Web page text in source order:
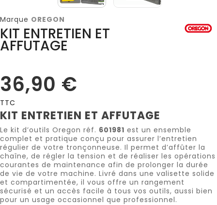
Marque OREGON
KIT ENTRETIEN ET
AFFUTAGE
36,90 €
TTC
KIT ENTRETIEN ET AFFUTAGE
Le kit d’outils Oregon réf. 601981 est un ensemble
complet et pratique conçu pour assurer l’entretien
régulier de votre tronçonneuse. Il permet d’affûter la
chaîne, de régler la tension et de réaliser les opérations
courantes de maintenance afin de prolonger la durée
de vie de votre machine. Livré dans une valisette solide
et compartimentée, il vous offre un rangement
sécurisé et un accès facile à tous vos outils, aussi bien
pour un usage occasionnel que professionnel.